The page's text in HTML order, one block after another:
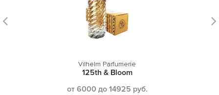
Vilhelm Parfumerie
125th & Bloom
от 6000 до 14925 руб.